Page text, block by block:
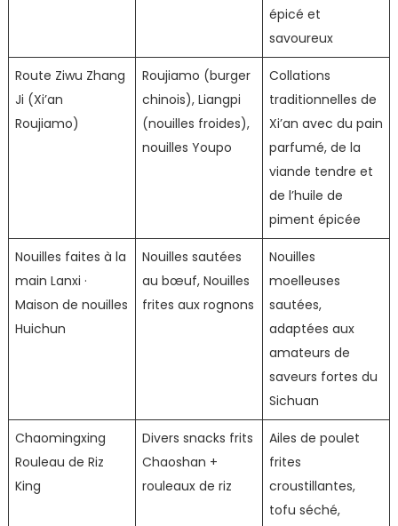
épicé et
savoureux
Route Ziwu Zhang
Ji (Xi’an
Roujiamo)
Roujiamo (burger
chinois), Liangpi
(nouilles froides),
nouilles Youpo
Collations
traditionnelles de
Xi’an avec du pain
parfumé, de la
viande tendre et
de l’huile de
piment épicée
Nouilles faites à la
main Lanxi ·
Maison de nouilles
Huichun
Nouilles sautées
au bœuf, Nouilles
frites aux rognons
Nouilles
moelleuses
sautées,
adaptées aux
amateurs de
saveurs fortes du
Sichuan
Chaomingxing
Rouleau de Riz
King
Divers snacks frits
Chaoshan +
rouleaux de riz
Ailes de poulet
frites
croustillantes,
tofu séché,